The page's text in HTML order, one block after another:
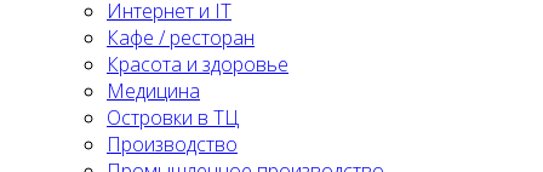
Интернет и IT
Кафе / ресторан
Красота и здоровье
Медицина
Островки в ТЦ
Производство